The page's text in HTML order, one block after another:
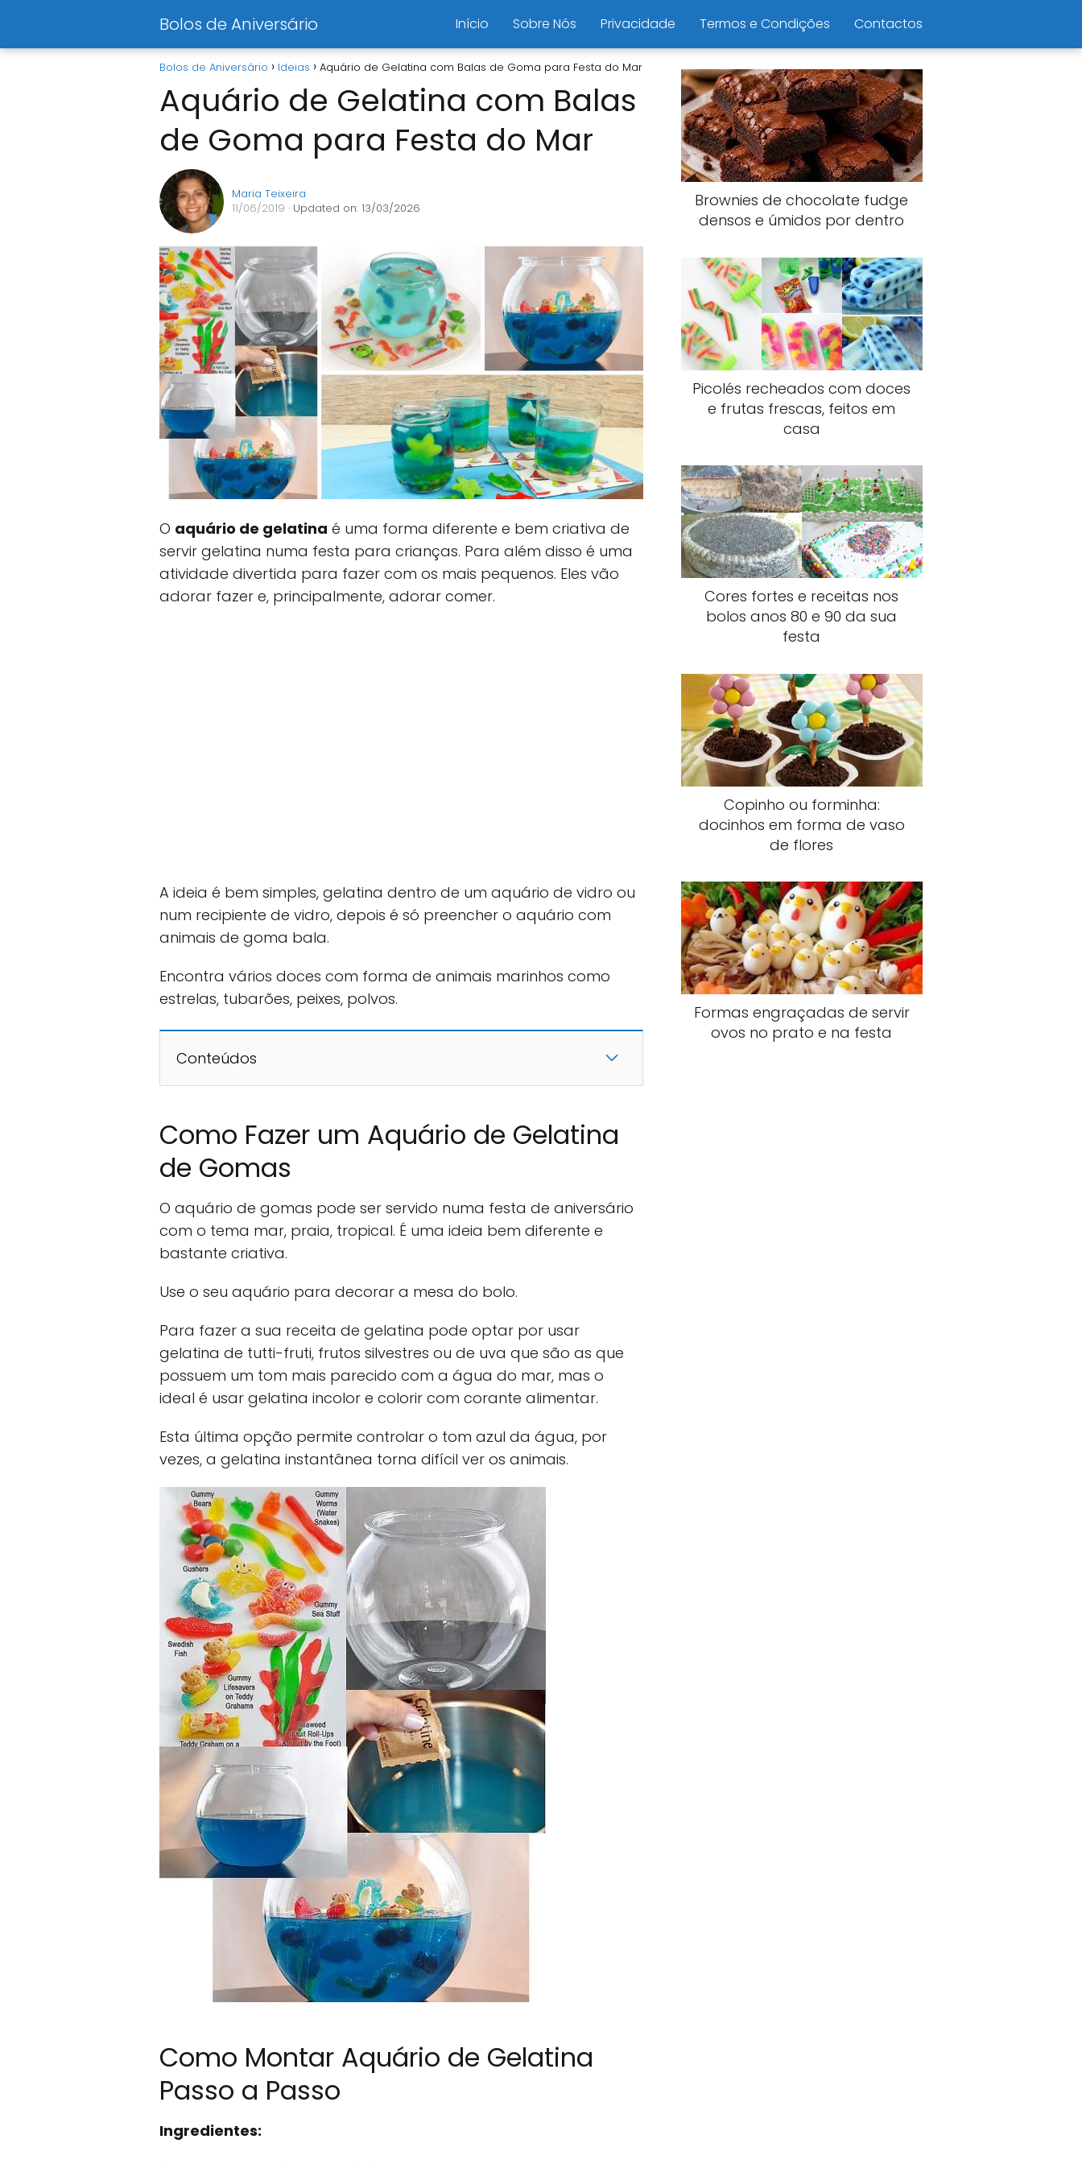
Bolos de Aniversário Início Sobre Nós Privacidade Termos e Condições Contactos
Bolos de Aniversário Ideias Aquário de Gelatina com Balas de Goma para Festa do Mar
Aquário de Gelatina com Balas
de Goma para Festa do Mar
Maria Teixeira
11/06/2019 · Updated on: 13/03/2026
O aquário de gelatina é uma forma diferente e bem criativa de
servir gelatina numa festa para crianças. Para além disso é uma
atividade divertida para fazer com os mais pequenos. Eles vão
adorar fazer e, principalmente, adorar comer.
A ideia é bem simples, gelatina dentro de um aquário de vidro ou
num recipiente de vidro, depois é só preencher o aquário com
animais de goma bala.
Encontra vários doces com forma de animais marinhos como
estrelas, tubarões, peixes, polvos.
Conteúdos
Como Fazer um Aquário de Gelatina
de Gomas
O aquário de gomas pode ser servido numa festa de aniversário
com o tema mar, praia, tropical. É uma ideia bem diferente e
bastante criativa.
Use o seu aquário para decorar a mesa do bolo.
Para fazer a sua receita de gelatina pode optar por usar
gelatina de tutti-fruti, frutos silvestres ou de uva que são as que
possuem um tom mais parecido com a água do mar, mas o
ideal é usar gelatina incolor e colorir com corante alimentar.
Esta última opção permite controlar o tom azul da água, por
vezes, a gelatina instantânea torna difícil ver os animais.
Como Montar Aquário de Gelatina
Passo a Passo
Ingredientes:
Brownies de chocolate fudge
densos e úmidos por dentro
Picolés recheados com doces
e frutas frescas, feitos em
casa
Cores fortes e receitas nos
bolos anos 80 e 90 da sua
festa
Copinho ou forminha:
docinhos em forma de vaso
de flores
Formas engraçadas de servir
ovos no prato e na festa